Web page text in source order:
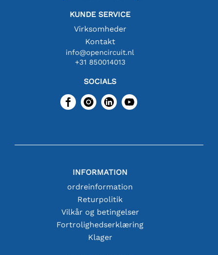
KUNDE SERVICE
Virksomheder
Kontakt
info@opencircuit.nl
+31 850014013
SOCIALS
INFORMATION
ordreinformation
Returpolitik
Vilkår og betingelser
Fortrolighedserklæring
Klager